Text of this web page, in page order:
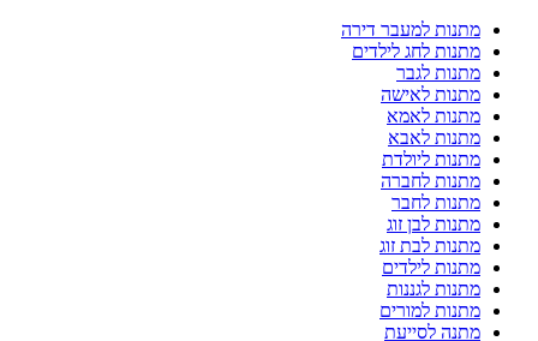
מתנות למעבר דירה
מתנות לחג לילדים
מתנות לגבר
מתנות לאישה
מתנות לאמא
מתנות לאבא
מתנות ליולדת
מתנות לחברה
מתנות לחבר
מתנות לבן זוג
מתנות לבת זוג
מתנות לילדים
מתנות לגננות
מתנות למורים
מתנה לסייעת